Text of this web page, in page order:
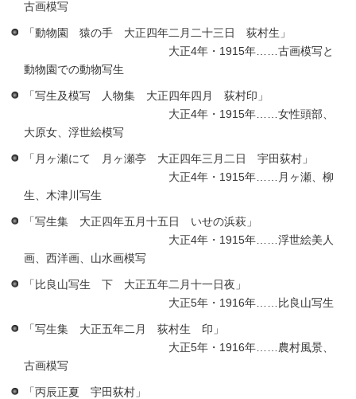
古画模写
「動物園 猿の手 大正四年二月二十三日 荻村生」
大正4年・1915年……古画模写と
動物園での動物写生
「写生及模写 人物集 大正四年四月 荻村印」
大正4年・1915年……女性頭部、
大原女、浮世絵模写
「月ヶ瀬にて 月ヶ瀬亭 大正四年三月二日 宇田荻村」
大正4年・1915年……月ヶ瀬、柳
生、木津川写生
「写生集 大正四年五月十五日 いせの浜萩」
大正4年・1915年……浮世絵美人
画、西洋画、山水画模写
「比良山写生 下 大正五年二月十一日夜」
大正5年・1916年……比良山写生
「写生集 大正五年二月 荻村生 印」
大正5年・1916年……農村風景、
古画模写
「丙辰正夏 宇田荻村」